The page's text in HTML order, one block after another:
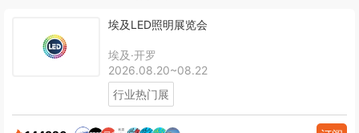
埃及LED照明展览会
埃及·开罗
2026.08.20~08.22
行业热门展